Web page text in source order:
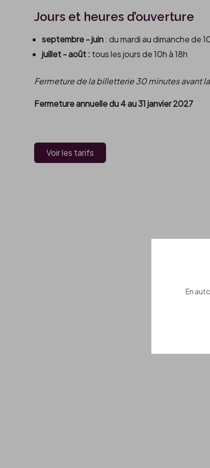
Jours et heures d’ouverture
septembre - juin: du mardi au dimanche de
juillet - août : tous les jours de 10h à 18h
Fermeture de la billetterie 30 minutes avant
Fermeture annuelle du 4 au 31 janvier 2027
Voir les tarifs
En